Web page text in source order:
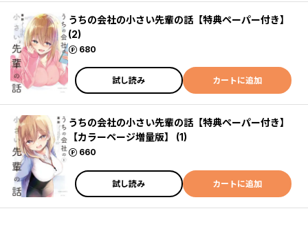
うちの会社の小さい先輩の話【特典ペーパー付き】
(2)
680
ポイント
試し読み カートに追加
うちの会社の小さい先輩の話【特典ペーパー付き】
【カラーページ増量版】 (1)
660
ポイント
試し読み カートに追加